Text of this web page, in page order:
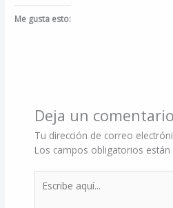
Me gusta esto:
Deja un comentario
Tu dirección de correo
Los campos obligatorios
aquí...